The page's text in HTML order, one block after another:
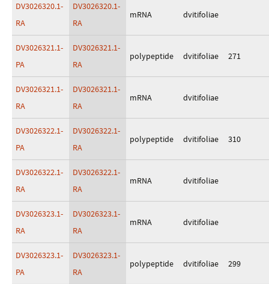
DV3026320.1-
RA
DV3026320.1-
RA
mRNA dvitifoliae
DV3026321.1-
PA
DV3026321.1-
RA
polypeptide dvitifoliae 271
DV3026321.1-
RA
DV3026321.1-
RA
mRNA dvitifoliae
DV3026322.1-
PA
DV3026322.1-
RA
polypeptide dvitifoliae 310
DV3026322.1-
RA
DV3026322.1-
RA
mRNA dvitifoliae
DV3026323.1-
RA
DV3026323.1-
RA
mRNA dvitifoliae
DV3026323.1-
PA
DV3026323.1-
RA
polypeptide dvitifoliae 299